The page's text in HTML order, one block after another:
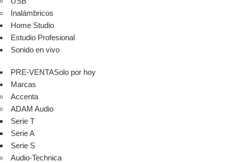
Inalámbricos
Home Studio
Estudio Profesional
Sonido en vivo
PRE-VENTASolo por hoy
Marcas
Accenta
ADAM Audio
Serie T
Serie A
Serie S
Audio-Technica